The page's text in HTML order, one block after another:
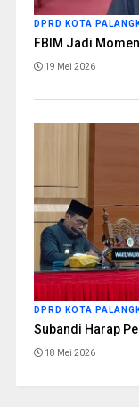
DPRD KOTA
FBIM Jadi
19 Mei 2026
DPRD KOTA
Subandi Harap
18 Mei 2026